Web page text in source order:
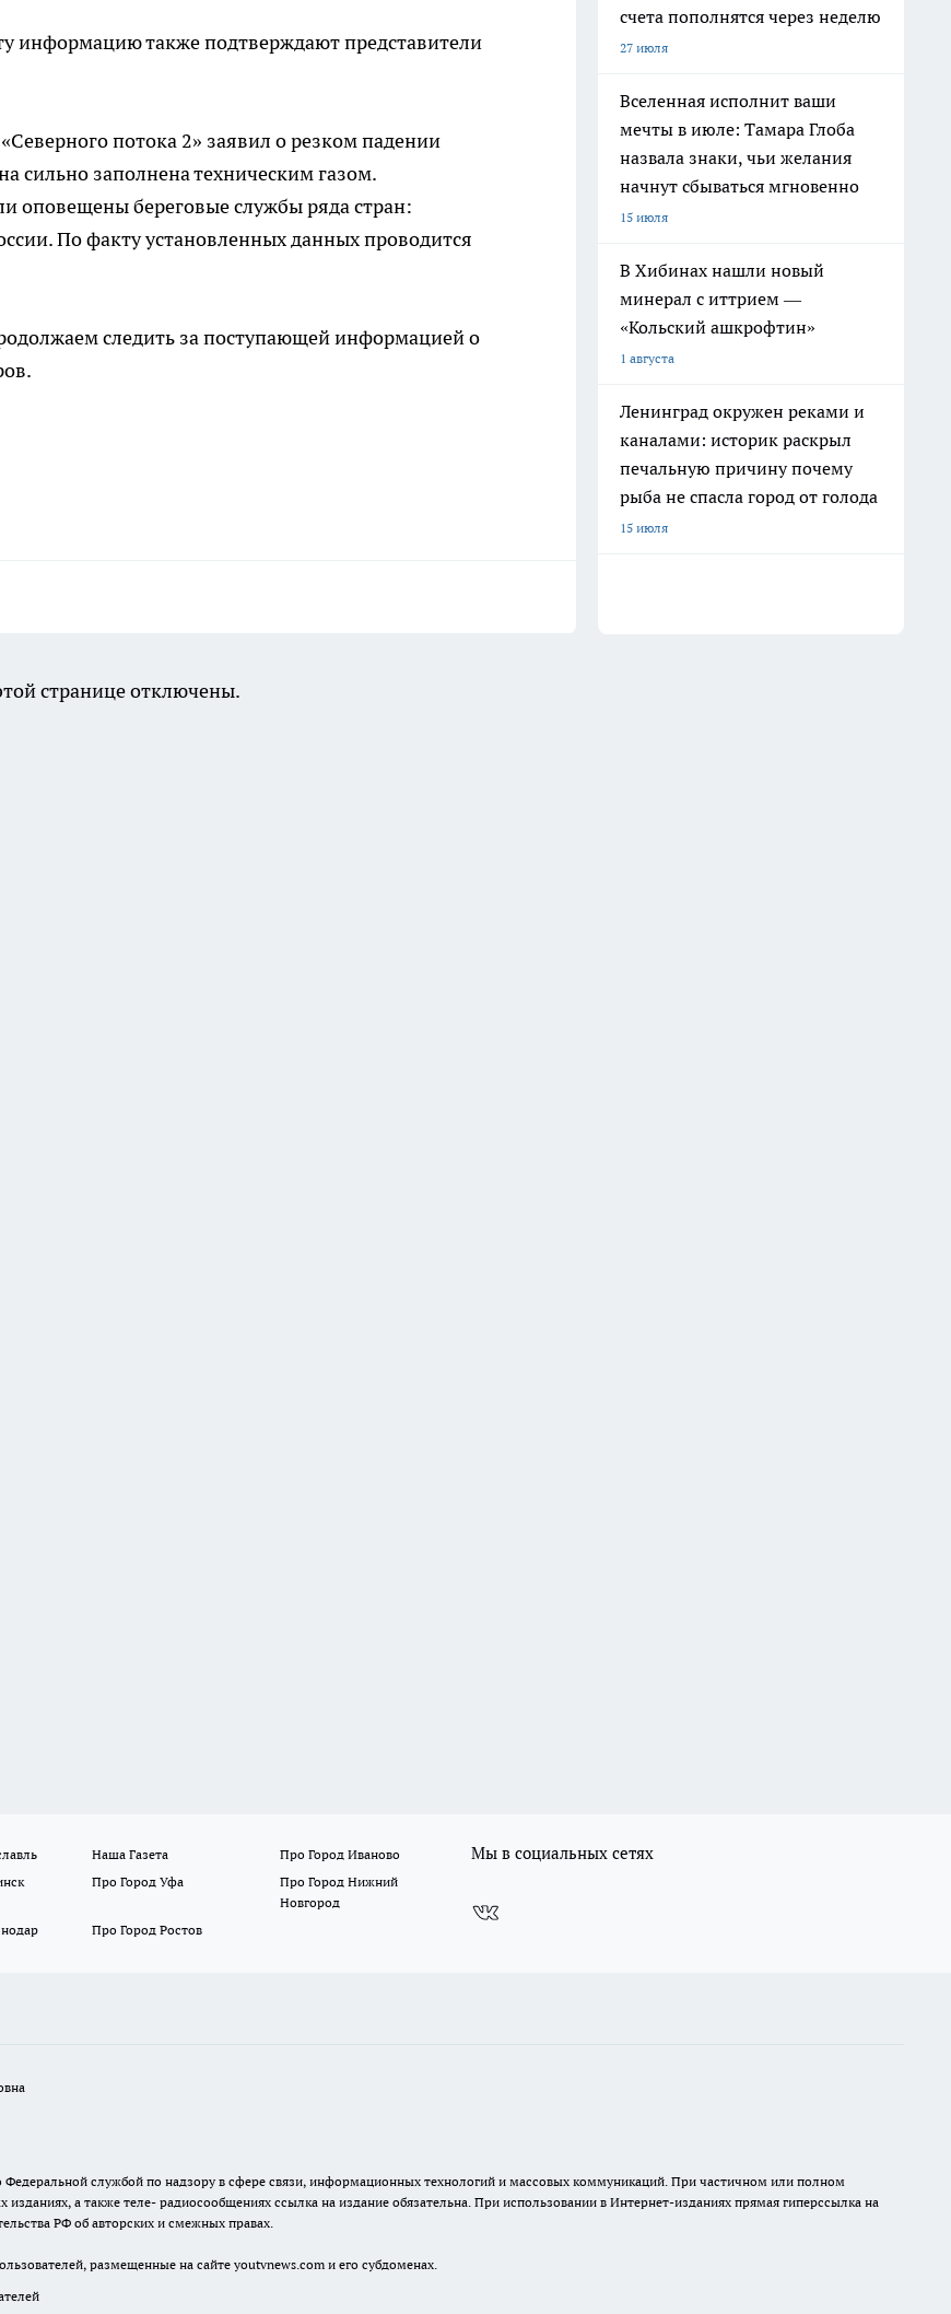
информацию также подтверждают представители
потока 2» заявил о резком падении
сильно заполнена техническим газом.
оповещены береговые службы ряда стран:
По факту установленных данных проводится
следить за поступающей информацией о
счета пополнятся через неделю
27 июля
Вселенная исполнит ваши
мечты в июле: Тамара Глоба
назвала знаки, чьи желания
начнут сбываться мгновенно
15 июля
В Хибинах нашли новый
минерал с иттрием —
«Кольский ашкрофтин»
1 августа
Ленинград окружен реками и
каналами: историк раскрыл
печальную причину почему
рыба не спасла город от голода
15 июля
странице отключены.
Наша Газета
Про Город Иваново
Про Город Уфа
Про Город Нижний
Новгород
Про Город Ростов
Мы в социальных сетях
Федеральной службой по надзору в сфере связи, информационных технологий и массовых коммуникаций. При частичном или полном
а также теле- радиосообщениях ссылка на издание обязательна. При использовании в Интернет-изданиях прямая гиперссылка на
РФ об авторских и смежных правах.
размещенные на сайте youtvnews.com и его субдоменах.